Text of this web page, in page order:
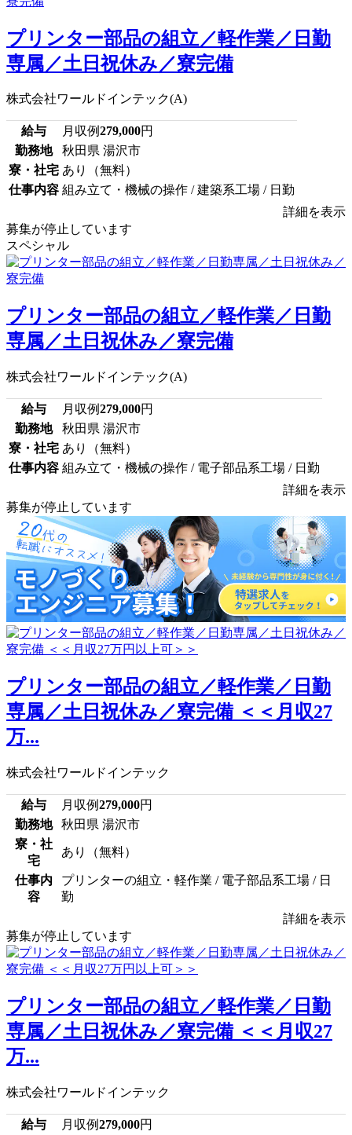
プリンター部品の組立／軽作業／日勤
専属／土日祝休み／寮完備
株式会社ワールドインテック(A)
給与 月収例279,000円
勤務地
秋田県 湯沢市
寮・社宅 あり（無料）
仕事内容 組み立て・機械の操作 / 建築系工場 / 日勤
詳細を表示
募集が停止しています
スペシャル
プリンター部品の組立／軽作業／日勤
専属／土日祝休み／寮完備
株式会社ワールドインテック(A)
給与 月収例279,000円
勤務地
秋田県 湯沢市
寮・社宅 あり（無料）
仕事内容 組み立て・機械の操作 / 電子部品系工場 / 日勤
詳細を表示
募集が停止しています
プリンター部品の組立／軽作業／日勤
専属／土日祝休み／寮完備 ＜＜月収27
万...
株式会社ワールドインテック
給与 月収例279,000円
勤務地
秋田県 湯沢市
寮・社
宅
あり（無料）
仕事内
容
プリンターの組立・軽作業 / 電子部品系工場 / 日
勤
詳細を表示
募集が停止しています
プリンター部品の組立／軽作業／日勤
専属／土日祝休み／寮完備 ＜＜月収27
万...
株式会社ワールドインテック
給与 月収例279,000円